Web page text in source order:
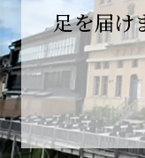
４月２６日(日)
す。
これもひとえに皆様
げます。
ご不便をおかけ
いたします。
足を届け